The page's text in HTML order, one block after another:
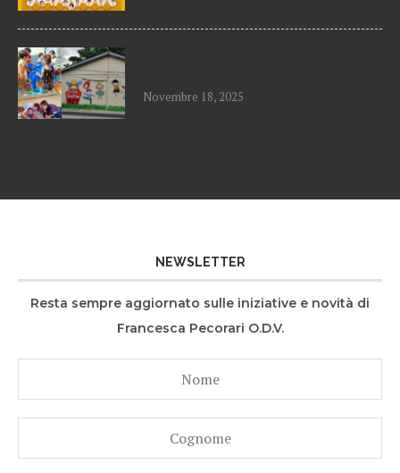
Novembre 18, 2025
NEWSLETTER
Resta sempre aggiornato sulle iniziative e novità di
Francesca Pecorari O.D.V.